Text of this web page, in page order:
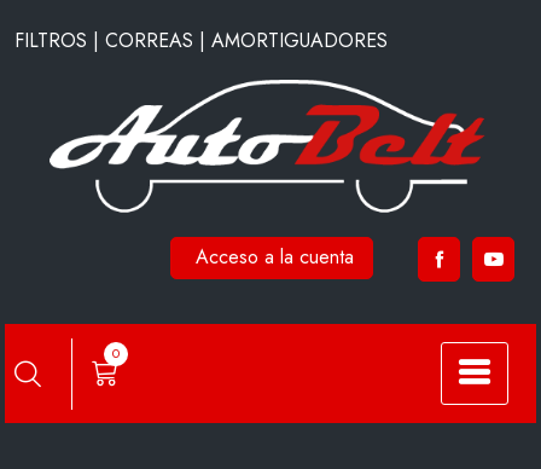
FILTROS | CORREAS | AMORTIGUADORES
Acceso a la cuenta
0
Categoría: blog